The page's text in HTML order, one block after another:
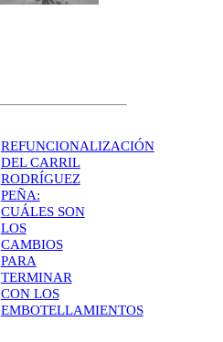
REFUNCIONALIZACIÓN
DEL CARRIL
RODRÍGUEZ
PEÑA:
CUÁLES SON
LOS
CAMBIOS
PARA
TERMINAR
CON LOS
EMBOTELLAMIENTOS